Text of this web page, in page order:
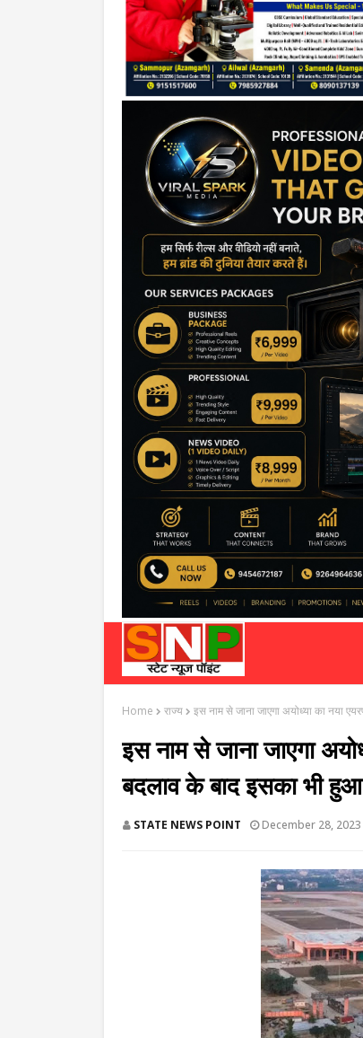
Home राज्य इस नाम से जाना जाएगा अयोध्या का नया
इस नाम से जाना जाएगा
बदलाव के बाद इसका भी
STATE NEWS POINT December 28, 2023